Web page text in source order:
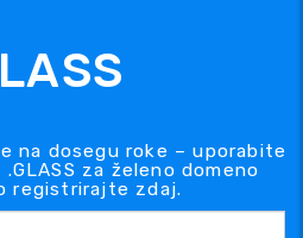
na dosegu roke – uporabite
za želeno domeno
registrirajte zdaj.